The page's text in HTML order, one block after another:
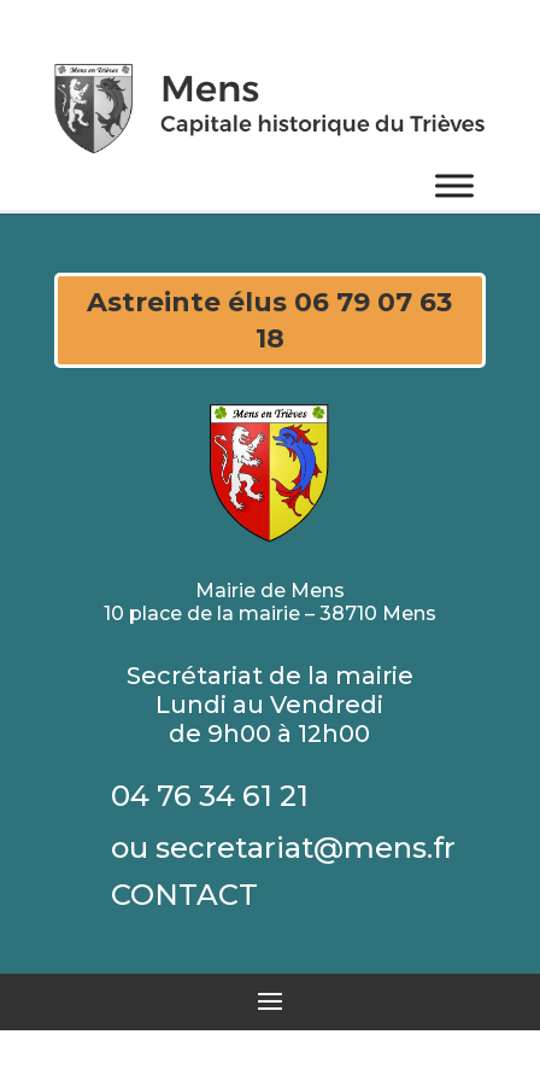
Astreinte élus 06 79 07 63
18
Mairie de Mens
10 place de la mairie – 38710 Mens
Secrétariat de la mairie
Lundi au Vendredi
de 9h00 à 12h00
04 76 34 61 21
ou secretariat@mens.fr
CONTACT